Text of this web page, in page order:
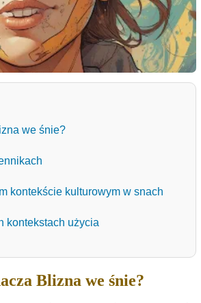
we śnie?
kontekście kulturowym w snach
kontekstach użycia
Blizna we śnie?